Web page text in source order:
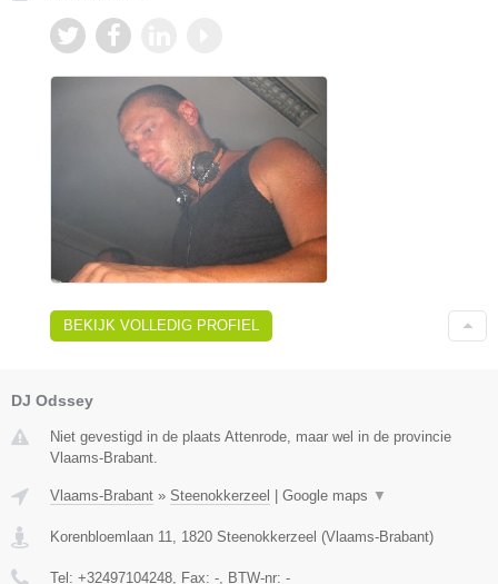
BEKIJK VOLLEDIG PROFIEL
DJ Odssey
Niet gevestigd in de plaats Attenrode, maar wel in de provincie
Vlaams-Brabant.
Vlaams-Brabant » Steenokkerzeel Google maps ▼
Korenbloemlaan 11, 1820 Steenokkerzeel (Vlaams-Brabant)
Tel: +32497104248, Fax: -, BTW-nr: -